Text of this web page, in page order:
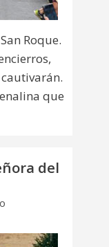
Roque.
que
del